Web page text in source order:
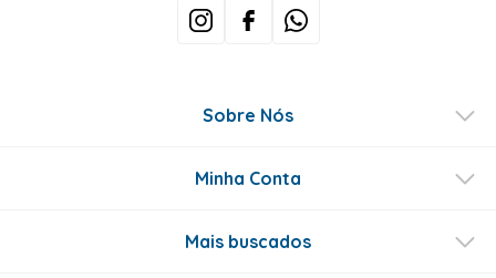
Sobre Nós
Minha Conta
Mais buscados